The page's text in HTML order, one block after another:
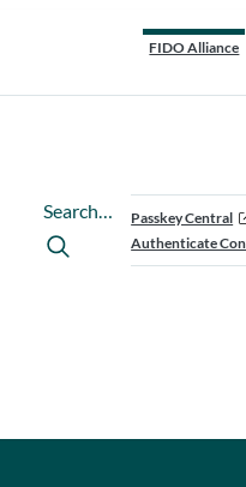
FIDO Alliance
Search…
Passkey Central
Authenticate